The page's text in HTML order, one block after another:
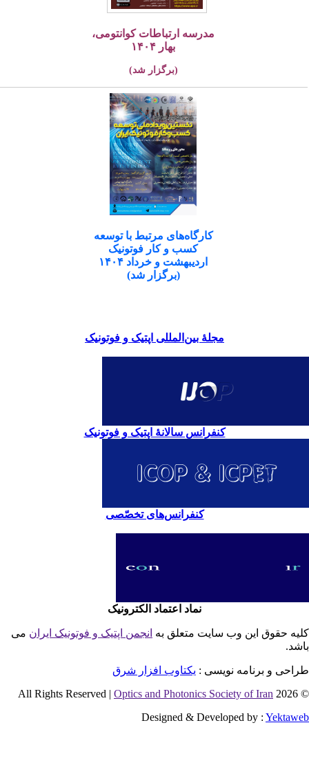
مدرسه ارتباطات کوانتومی،
بهار ۱۴۰۴
(برگزار شد)
کارگاه‌های مرتبط با توسعه
کسب و کار فوتونیک
اردیبهشت و خرداد ۱۴۰۴
(برگزار شد)
مجلۀ بین‌المللی اپتیک و فوتونیک
کنفرانس سالانۀ اپتیک و فوتونیک
کنفرانس‌های تخصّصی
نماد اعتماد الکترونیک
حقوق این وب سایت متعلق بهانجمن اپتیک و فوتونیک ایران می
و برنامه نویسی : یکتاوب افزار شرق
©
Optics and Photonics Society of Iran
Designed & Developed by :